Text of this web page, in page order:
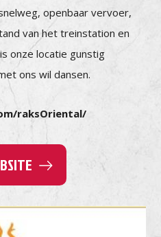
openbaar vervoer,
van het treinstation en
onze locatie gunstig
ons wil dansen.
raksOriental/